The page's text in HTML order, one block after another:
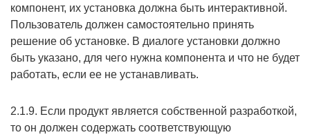
компонент, их установка должна быть интерактивной.
Пользователь должен самостоятельно принять
решение об установке. В диалоге установки должно
быть указано, для чего нужна компонента и что не будет
работать, если ее не устанавливать.
2.1.9. Если продукт является собственной разработкой,
то он должен содержать соответствующую